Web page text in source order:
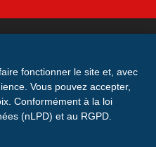
fonctionner le site et, avec
Vous pouvez accepter,
Conformément à la loi
(nLPD) et au RGPD.